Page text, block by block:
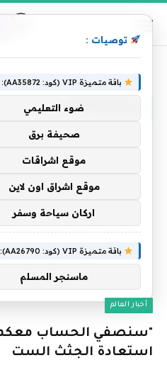
أخبار العالم
"سنصفي الحساب
استعادة الجثث الست
توصيات :
باقة متميزة VIP (كود: AA35872):
ضوء التعليمي
صحيفة برق
موقع اشراقات
موقع اشراق اون لاين
اركان سياحة وسفر
باقة متميزة VIP (كود: AA26790):
ماسنجر المسلم